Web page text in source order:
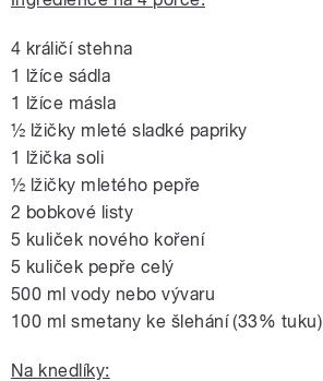
4 králičí stehna
1 lžíce sádla
1 lžíce másla
½ lžičky mleté sladké papriky
1 lžička soli
½ lžičky mletého pepře
2 bobkové listy
5 kuliček nového koření
5 kuliček pepře celý
500 ml vody nebo vývaru
100 ml smetany ke šlehání (33% tuku)
Na knedlíky: